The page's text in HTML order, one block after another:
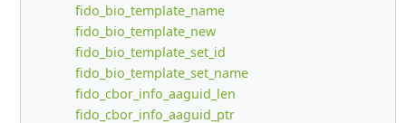
fido_bio_template_name
fido_bio_template_new
fido_bio_template_set_id
fido_bio_template_set_name
fido_cbor_info_aaguid_len
fido_cbor_info_aaguid_ptr